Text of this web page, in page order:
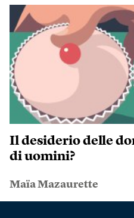
Il desiderio delle
di uomini?
Maïa Mazaurette